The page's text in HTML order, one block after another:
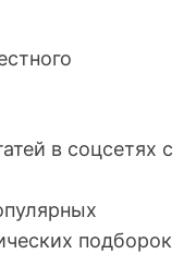
в соцсетях с
подборок